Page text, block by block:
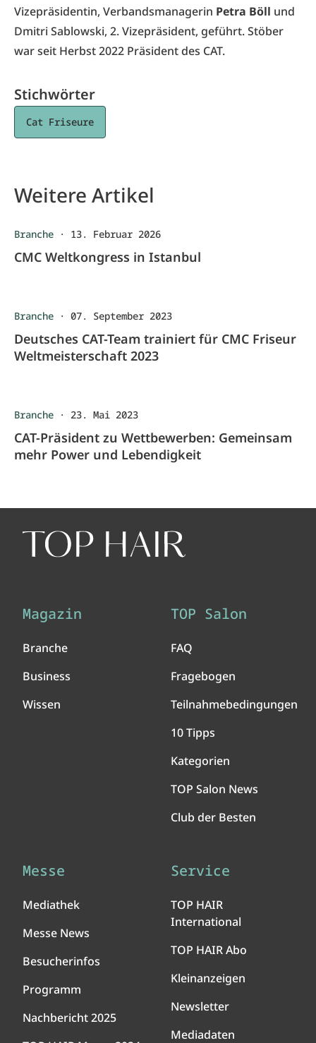
Vizepräsidentin, Verbandsmanagerin Petra Böll und
Dmitri Sablowski, 2. Vizepräsident, geführt. Stöber
war seit Herbst 2022 Präsident des CAT.
Stichwörter
Cat Friseure
Weitere Artikel
Branche · 13. Februar 2026
CMC Weltkongress in Istanbul
Branche · 07. September 2023
Deutsches CAT-Team trainiert für CMC Friseur
Weltmeisterschaft 2023
Branche · 23. Mai 2023
CAT-Präsident zu Wettbewerben: Gemeinsam
mehr Power und Lebendigkeit
Magazin
Branche
Business
Wissen
TOP Salon
FAQ
Fragebogen
Teilnahmebedingungen
10 Tipps
Kategorien
TOP Salon News
Club der Besten
Messe
Mediathek
Messe News
Besucherinfos
Programm
Nachbericht 2025
Service
TOP HAIR
International
TOP HAIR Abo
Kleinanzeigen
Newsletter
Mediadaten